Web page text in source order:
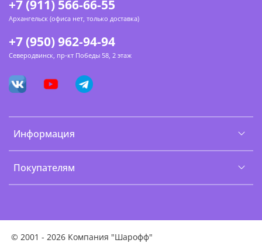
Информация
Покупателям
+7 (911) 566-66-55
Архангельск (офиса нет, только доставка)
+7 (950) 962-94-94
Северодвинск, пр-кт Победы 58, 2 этаж
© 2001 - 2026 Компания "Шарофф"